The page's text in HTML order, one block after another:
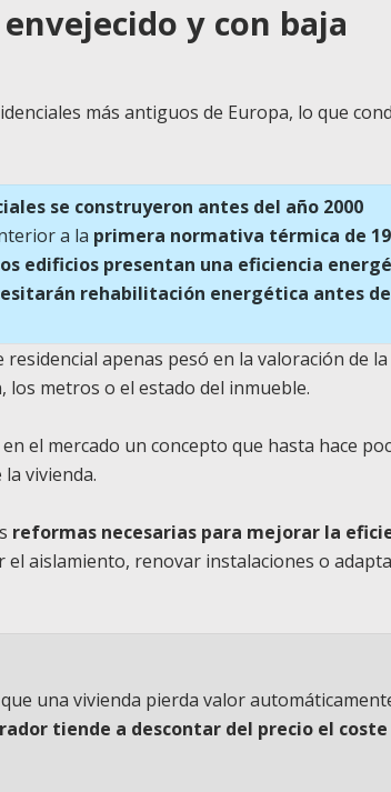
y con baja
más antiguos de Europa, lo que
se construyeron antes del año 2000
a la primera normativa térmica de
edificios presentan una eficiencia
rehabilitación energética antes de
apenas pesó en la valoración de la
metros o el estado del inmueble.
el mercado un concepto que hasta hace
la vivienda.
reformas necesarias para mejorar la
el aislamiento, renovar instalaciones o
una vivienda pierda valor
tiende a descontar del precio el